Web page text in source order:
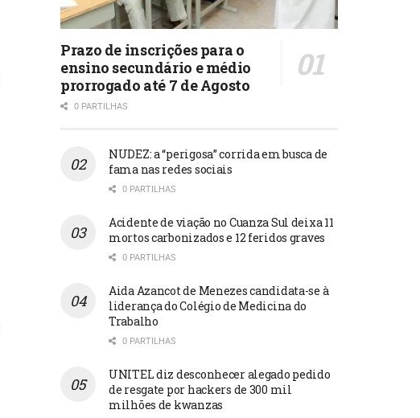
Prazo de inscrições para o
ensino secundário e médio
prorrogado até 7 de Agosto
0 PARTILHAS
NUDEZ: a “perigosa” corrida em busca de
fama nas redes sociais
0 PARTILHAS
Acidente de viação no Cuanza Sul deixa 11
mortos carbonizados e 12 feridos graves
0 PARTILHAS
Aida Azancot de Menezes candidata-se à
liderança do Colégio de Medicina do
Trabalho
0 PARTILHAS
UNITEL diz desconhecer alegado pedido
de resgate por hackers de 300 mil
milhões de kwanzas